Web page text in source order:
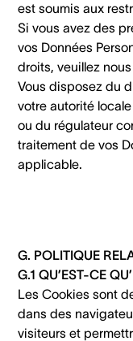
est soumis aux
Si vous avez des
vos Données
droits, veuillez
Vous disposez du
votre autorité
ou du régulateur
traitement de vos
applicable.
G. POLITIQUE
G.1 QU’EST-CE
Les Cookies sont
dans des
visiteurs et